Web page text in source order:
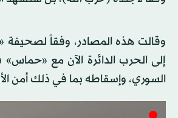
وقالت هذه المصادر، وفقاً لصحيفة
إلى الحرب الدائرة الآن مع
السوري، وإسقاطه بما في ذلك أمن